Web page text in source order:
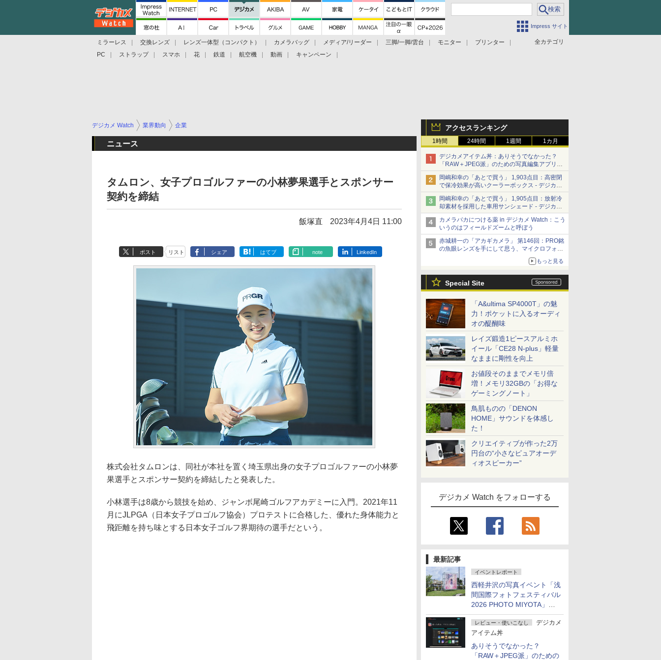
Impress サイト
全カテゴリ
ミラーレス 交換レンズ レンズ一体型（コンパクト） カメラバッグ メディア/リーダー 三脚/一脚/雲台 モニター
プリンター
PC
ストラップ スマホ 花 鉄道 航空機 動画 キャンペーン
アクセスランキング
1時間 24時間 1週間 1カ月
デジカメアイテム丼：ありそうでなかった？
「RAW＋JPEG派」のための写真編集アプリ
カメラデフォルトのJPEGを大切にする
「Filmator」
岡嶋和幸の「あとで買う」 1,903点目：高密閉
で保冷効果が高いクーラーボックス - デジカメ
Watch
岡嶋和幸の「あとで買う」 1,905点目：放射冷
却素材を採用した車用サンシェード - デジカメ
Watch
カメラバカにつける薬 in デジカメ Watch：こう
いうのはフィールドズームと呼ぼう
赤城耕一の「アカギカメラ」 第146回：PRO銘
の魚眼レンズを手にして思う、マイクロフォー
もっと見る
Special Site
「A&ultima SP4000T」の魅
力！ポケットに入るオーディ
オの醍醐味
レイズ鍛造1ピースアルミホ
イール「CE28 N-plus」軽量
なままに剛性を向上
お値段そのままでメモリ倍
増！メモリ32GBの「お得な
ゲーミングノート」
鳥肌ものの「DENON
HOME」サウンドを体感し
た！
クリエイティブが作った2万
円台の“小さなピュアオーデ
ィオスピーカー”
デジカメ Watch をフォローする
最新記事
イベントレポート
西軽井沢の写真イベント「浅
間国際フォトフェスティバル
2026 PHOTO MIYOTA」が
開幕
レビュー・使いこなし
デジカメ
アイテム丼
ありそうでなかった？
「RAW＋JPEG派」のための
デジカメ Watch 業界動向 企業
ニュース
タムロン、女子プロゴルファーの小林夢果選手とスポンサー
契約を締結
飯塚直 2023年4月4日 11:00
ポスト リスト シェア はてブ note LinkedIn
株式会社タムロンは、同社が本社を置く埼玉県出身の女子プロゴルファーの小林夢
果選手とスポンサー契約を締結したと発表した。
小林選手は8歳から競技を始め、ジャンボ尾崎ゴルフアカデミーに入門。2021年11
月にJLPGA（日本女子プロゴルフ協会）プロテストに合格した、優れた身体能力と
飛距離を持ち味とする日本女子ゴルフ界期待の選手だという。